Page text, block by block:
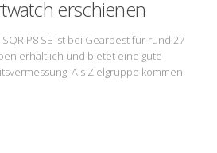
erschienen
P8 SE ist bei Gearbest für rund 27
erhältlich und bietet eine gute
Als Zielgruppe kommen